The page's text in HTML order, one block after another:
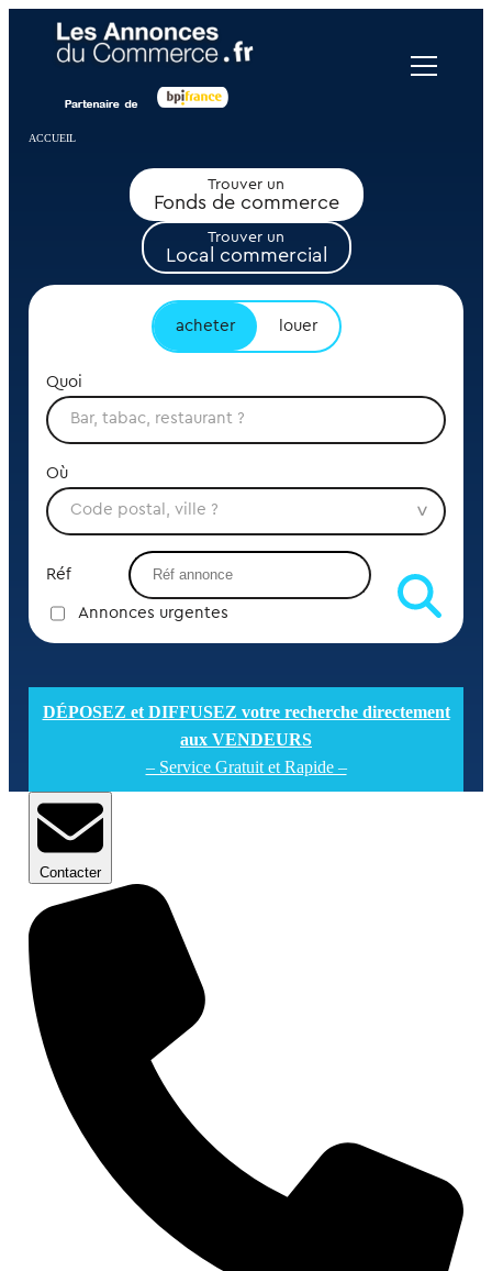
ACCUEIL
Trouver un
Fonds de commerce
Trouver un
Local commercial
acheter louer
Quoi
Où
Réf
Annonces urgentes
DÉPOSEZ et DIFFUSEZ votre recherche directement
aux VENDEURS
– Service Gratuit et Rapide –
Contacter
Panneau de gestion des cookies